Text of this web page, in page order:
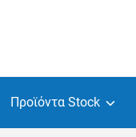
Προϊόντα Stock